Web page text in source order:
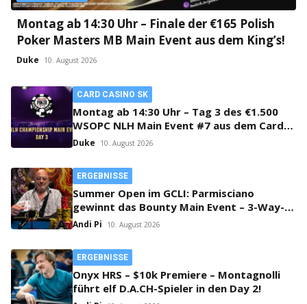
Montag ab 14:30 Uhr – Finale der €165 Polish
Poker Masters MB Main Event aus dem King’s!
Duke 10. August 2026
CARD CASINO SK
Montag ab 14:30 Uhr – Tag 3 des €1.500
WSOPC NLH Main Event #7 aus dem Card
Casino SK!
Duke 10. August 2026
ERGEBNISSE
Summer Open im GCLI: Parmisciano
gewinnt das Bounty Main Event – 3-Way-
Deal beim PLO
Andi Pi 10. August 2026
ERGEBNISSE
Onyx HRS – $10k Premiere – Montagnolli
führt elf D.A.CH-Spieler in den Day 2!